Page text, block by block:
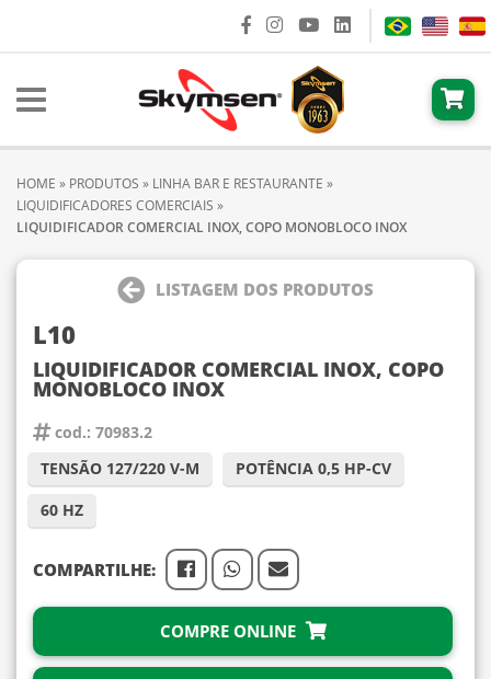
HOME » PRODUTOS » LINHA BAR E RESTAURANTE »
LIQUIDIFICADORES COMERCIAIS »
LIQUIDIFICADOR COMERCIAL INOX, COPO MONOBLOCO INOX
LISTAGEM DOS PRODUTOS
L10
LIQUIDIFICADOR COMERCIAL INOX, COPO
MONOBLOCO INOX
cod.: 70983.2
TENSÃO 127/220 V-M
POTÊNCIA 0,5 HP-CV
60 HZ
COMPARTILHE:
COMPRE ONLINE